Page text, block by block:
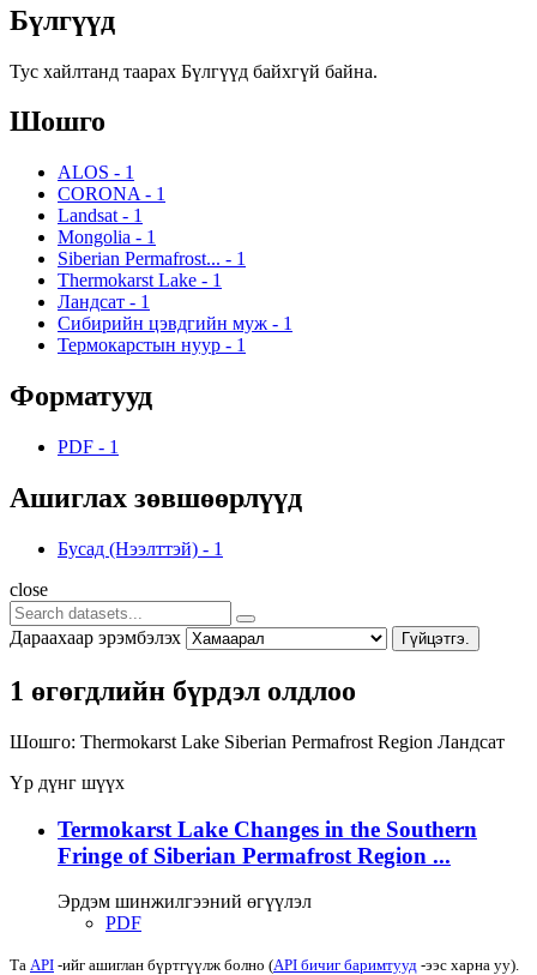
Бүлгүүд
Тус хайлтанд таарах Бүлгүүд байхгүй байна.
Шошго
ALOS - 1
CORONA - 1
Landsat - 1
Mongolia - 1
Siberian Permafrost... - 1
Thermokarst Lake - 1
Ландсат - 1
Сибирийн цэвдгийн муж - 1
Термокарстын нуур - 1
Форматууд
PDF - 1
Ашиглах зөвшөөрлүүд
Бусад (Нээлттэй) - 1
close
Дараахаар эрэмбэлэх Гүйцэтгэ.
1 өгөгдлийн бүрдэл олдлоо
Шошго: Thermokarst Lake Siberian Permafrost Region Ландсат
Үр дүнг шүүх
Termokarst Lake Changes in the Southern
Fringe of Siberian Permafrost Region ...
Эрдэм шинжилгээний өгүүлэл
PDF
Та API -ийг ашиглан бүртгүүлж болно (API бичиг баримтууд -ээс харна уу).